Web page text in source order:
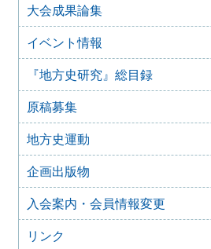
【オンライン】群馬歴史資料継承ネ
料ネット） 群馬県立女子大学群馬
文化遺産フォーラム 2022開催のお知
2022年8月28日
第 17 回シンポジウム 歴史教科書
開催のお知らせ
2022年6月9日
料保存利用問題シンポジウム「アー
新潮流」
2022年2月22日
首都圏形成史研究会 関東近世史研
から東京へ」
2021年9月15日
大会成果論集
イベント情報
『地方史研究』総目録
原稿募集
地方史運動
企画出版物
入会案内・会員情報変更
リンク